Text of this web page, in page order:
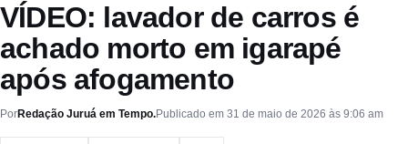
VÍDEO: lavador de carros é
achado morto em igarapé
após afogamento
PorRedação Juruá em Tempo.Publicado em 31 de maio de 2026 às 9:06 am